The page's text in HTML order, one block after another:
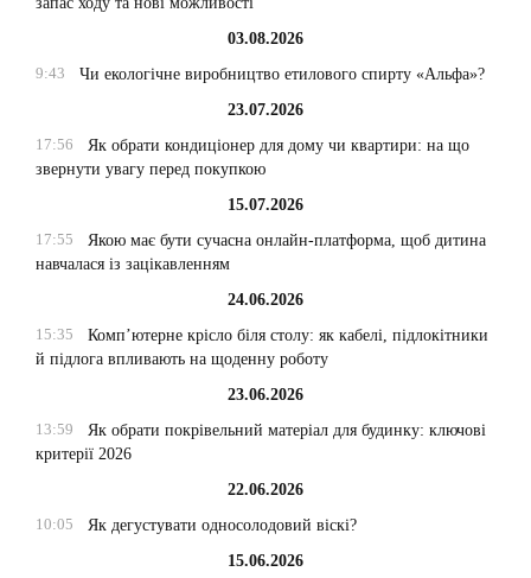
03.08.2026
9:43
Чи екологічне виробництво етилового спирту «Альфа»?
23.07.2026
17:56
Як обрати кондиціонер для дому чи квартири: на що
звернути увагу перед покупкою
15.07.2026
17:55
Якою має бути сучасна онлайн-платформа, щоб дитина
навчалася із зацікавленням
24.06.2026
15:35
Комп’ютерне крісло біля столу: як кабелі, підлокітники
й підлога впливають на щоденну роботу
23.06.2026
13:59
Як обрати покрівельний матеріал для будинку: ключові
критерії 2026
22.06.2026
10:05
Як дегустувати односолодовий віскі?
15.06.2026